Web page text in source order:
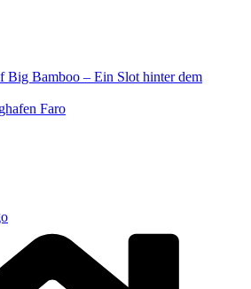
Big Bamboo – Ein Slot hinter dem
Faro